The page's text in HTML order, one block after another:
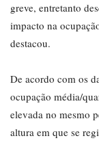
greve, entretanto
impacto na
destacou.
De acordo com os
ocupação média/
elevada no mesmo
altura em que se